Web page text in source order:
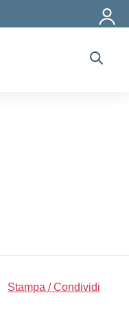
Stampa / Condividi